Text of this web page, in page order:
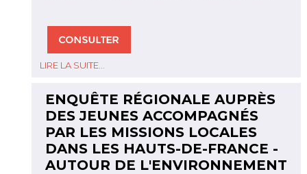
LIRE LA SUITE...
ENQUÊTE RÉGIONALE AUPRÈS
DES JEUNES ACCOMPAGNÉS
PAR LES MISSIONS LOCALES
DANS LES HAUTS-DE-FRANCE -
AUTOUR DE L'ENVIRONNEMENT